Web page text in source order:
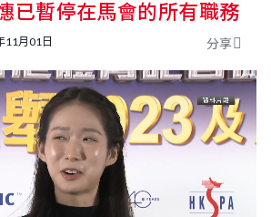
按輸入鍵開始搜尋
已暫停在馬會的所有職務
11月01日 分享